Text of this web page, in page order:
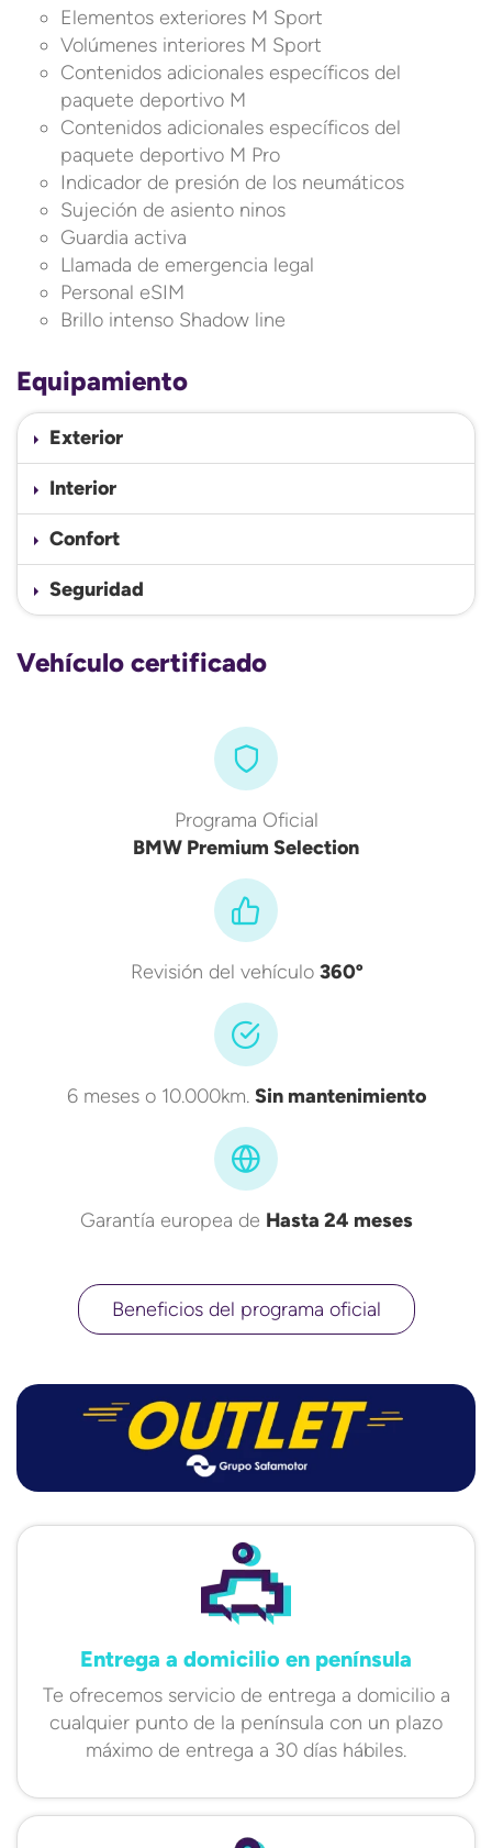
Elementos exteriores M Sport
Volúmenes interiores M Sport
Contenidos adicionales específicos del
paquete deportivo M
Contenidos adicionales específicos del
paquete deportivo M Pro
Indicador de presión de los neumáticos
Sujeción de asiento ninos
Guardia activa
Llamada de emergencia legal
Personal eSIM
Brillo intenso Shadow line
Equipamiento
Exterior
Interior
Confort
Seguridad
Vehículo certificado
Programa Oficial
BMW Premium Selection
Revisión del vehículo 360º
6 meses o 10.000km. Sin mantenimiento
Garantía europea de Hasta 24 meses
Beneficios del programa oficial
Entrega a domicilio en península
Te ofrecemos servicio de entrega a domicilio a
cualquier punto de la península con un plazo
máximo de entrega a 30 días hábiles.